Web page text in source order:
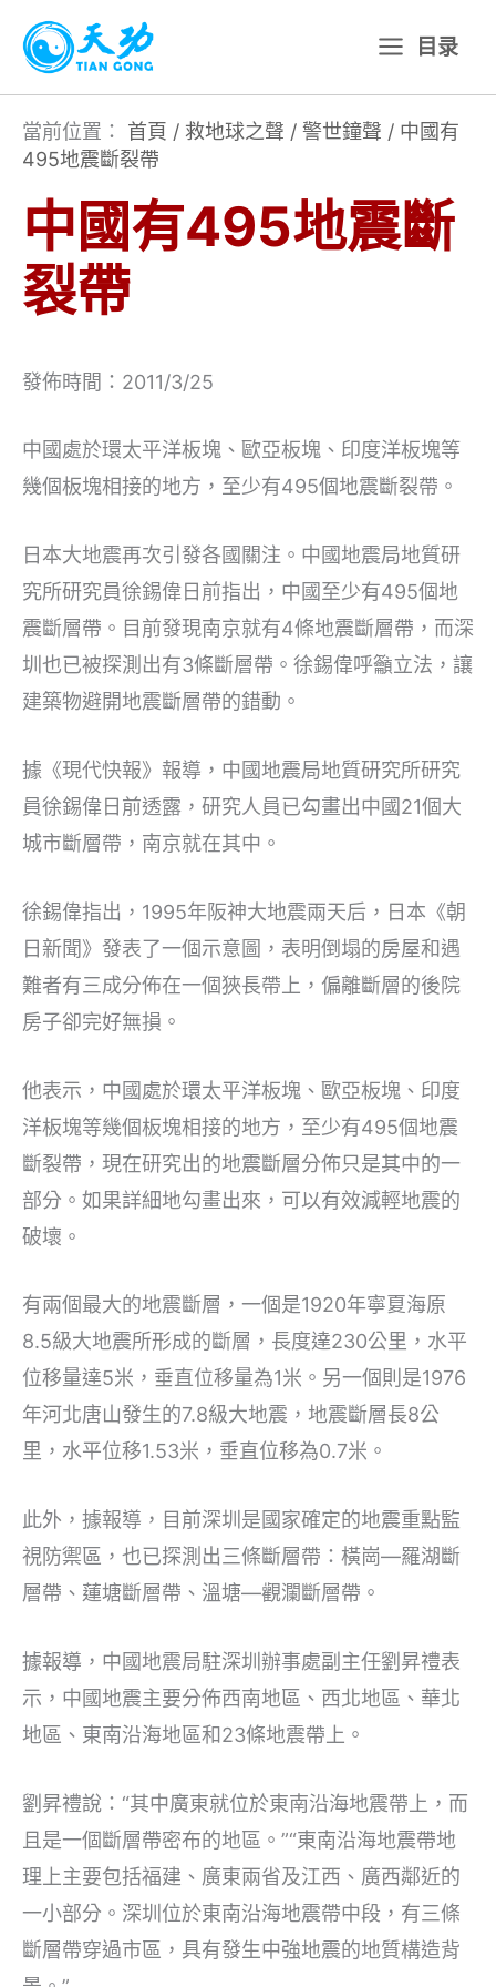
主
目录
當前位置： 首頁 / 救地球之聲 / 警世鐘聲 / 中國有
495地震斷裂帶
中國有495地震斷
裂帶
發佈時間：2011/3/25
中國處於環太平洋板塊、歐亞板塊、印度洋板塊等
幾個板塊相接的地方，至少有495個地震斷裂帶。
日本大地震再次引發各國關注。中國地震局地質研
究所研究員徐錫偉日前指出，中國至少有495個地
震斷層帶。目前發現南京就有4條地震斷層帶，而深
圳也已被探測出有3條斷層帶。徐錫偉呼籲立法，讓
建築物避開地震斷層帶的錯動。
據《現代快報》報導，中國地震局地質研究所研究
員徐錫偉日前透露，研究人員已勾畫出中國21個大
城市斷層帶，南京就在其中。
徐錫偉指出，1995年阪神大地震兩天后，日本《朝
日新聞》發表了一個示意圖，表明倒塌的房屋和遇
難者有三成分佈在一個狹長帶上，偏離斷層的後院
房子卻完好無損。
他表示，中國處於環太平洋板塊、歐亞板塊、印度
洋板塊等幾個板塊相接的地方，至少有495個地震
斷裂帶，現在研究出的地震斷層分佈只是其中的一
部分。如果詳細地勾畫出來，可以有效減輕地震的
破壞。
有兩個最大的地震斷層，一個是1920年寧夏海原
8.5級大地震所形成的斷層，長度達230公里，水平
位移量達5米，垂直位移量為1米。另一個則是1976
年河北唐山發生的7.8級大地震，地震斷層長8公
里，水平位移1.53米，垂直位移為0.7米。
此外，據報導，目前深圳是國家確定的地震重點監
視防禦區，也已探測出三條斷層帶：橫崗—羅湖斷
層帶、蓮塘斷層帶、溫塘—觀瀾斷層帶。
據報導，中國地震局駐深圳辦事處副主任劉昇禮表
示，中國地震主要分佈西南地區、西北地區、華北
地區、東南沿海地區和23條地震帶上。
劉昇禮說：“其中廣東就位於東南沿海地震帶上，而
且是一個斷層帶密布的地區。”“東南沿海地震帶地
理上主要包括福建、廣東兩省及江西、廣西鄰近的
一小部分。深圳位於東南沿海地震帶中段，有三條
斷層帶穿過市區，具有發生中強地震的地質構造背